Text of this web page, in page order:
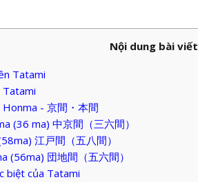
Nội dung bài viết
Tatami
Tatami
Honma - 京間・本間
(36 ma) 中京間（三六間）
江戸間（五八間）
(56ma) 団地間（五六間）
biệt của Tatami